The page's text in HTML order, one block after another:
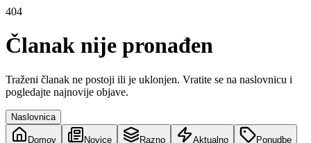
404
Članak nije pronađen
Traženi članak ne postoji ili je uklonjen. Vratite se na naslovnicu i
pogledajte najnovije objave.
Naslovnica
Domov Novice Razno Aktualno Ponudbe